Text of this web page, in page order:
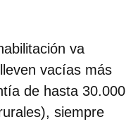
va
vacías más
de hasta 30.000
siempre